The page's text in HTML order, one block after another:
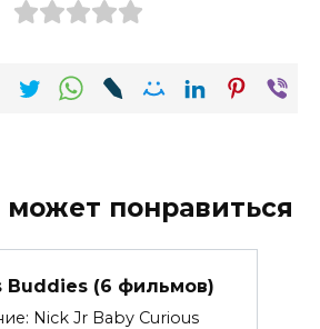
понравиться
Buddies (6 фильмов)
Nick Jr Baby Curious